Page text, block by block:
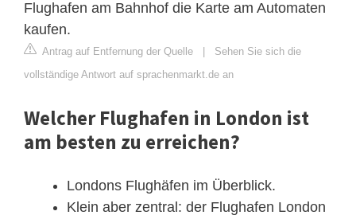
Flughafen am Bahnhof die Karte am Automaten
kaufen.
Antrag auf Entfernung der Quelle | Sehen Sie sich die
vollständige Antwort auf sprachenmarkt.de an
Welcher Flughafen in London ist
am besten zu erreichen?
Londons Flughäfen im Überblick.
Klein aber zentral: der Flughafen London